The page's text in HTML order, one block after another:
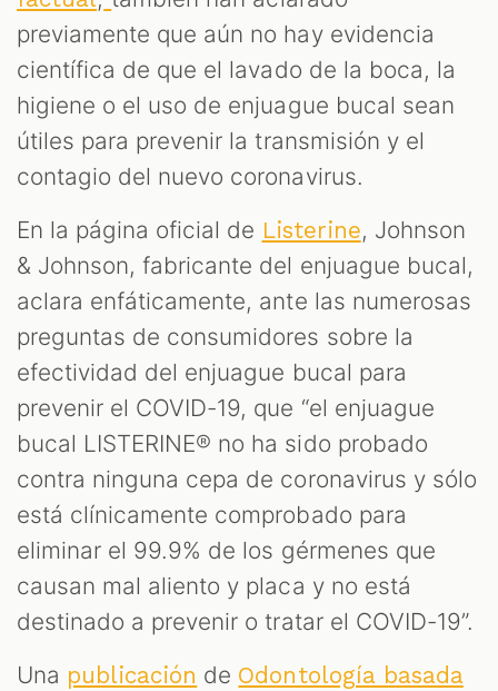
previamente que aún no hay evidencia
científica de que el lavado de la boca, la
higiene o el uso de enjuague bucal sean
útiles para prevenir la transmisión y el
contagio del nuevo coronavirus.
En la página oficial de Listerine, Johnson
& Johnson, fabricante del enjuague bucal,
aclara enfáticamente, ante las numerosas
preguntas de consumidores sobre la
efectividad del enjuague bucal para
prevenir el COVID-19, que “el enjuague
bucal LISTERINE® no ha sido probado
contra ninguna cepa de coronavirus y sólo
está clínicamente comprobado para
eliminar el 99.9% de los gérmenes que
causan mal aliento y placa y no está
destinado a prevenir o tratar el COVID-19”.
Una publicación de Odontología basada